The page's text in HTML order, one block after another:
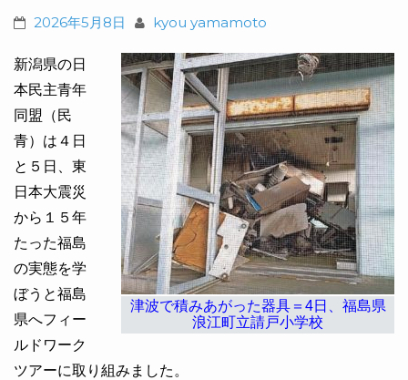
2026年5月8日 kyou yamamoto
津波で積みあがった器具＝4日、福島県
浪江町立請戸小学校
新潟県の日
本民主青年
同盟（民
青）は４日
と５日、東
日本大震災
から１５年
たった福島
の実態を学
ぼうと福島
県へフィー
ルドワーク
ツアーに取り組みました。